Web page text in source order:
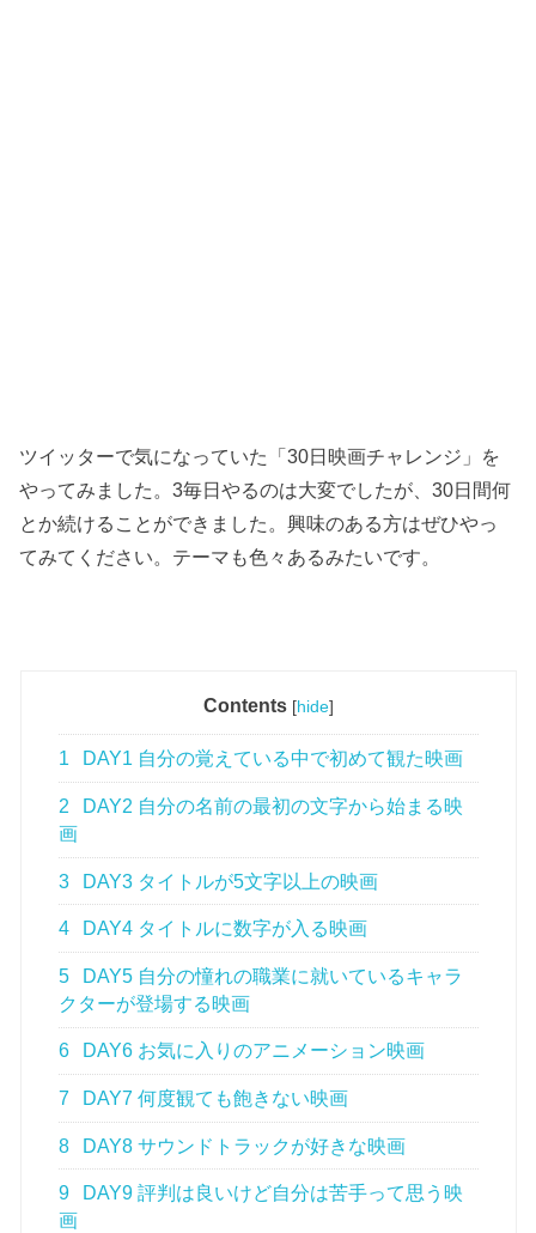
ツイッターで気になっていた「30日映画チャレンジ」を
やってみました。3毎日やるのは大変でしたが、30日間何
とか続けることができました。興味のある方はぜひやっ
てみてください。テーマも色々あるみたいです。
Contents [hide]
1 DAY1 自分の覚えている中で初めて観た映画
2
DAY2 自分の名前の最初の文字から始まる映
画
3 DAY3 タイトルが5文字以上の映画
4 DAY4 タイトルに数字が入る映画
5
DAY5 自分の憧れの職業に就いているキャラ
クターが登場する映画
6 DAY6 お気に入りのアニメーション映画
7 DAY7 何度観ても飽きない映画
8 DAY8 サウンドトラックが好きな映画
9
DAY9 評判は良いけど自分は苦手って思う映
画